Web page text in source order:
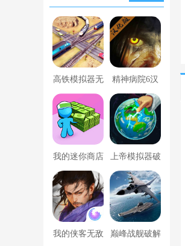
高铁模拟器无
限金币版
精神病院6汉
化版下载
我的迷你商店
破解版无限金
币版下载中文
上帝模拟器破
解版全解锁无
广告
我的侠客无敌 巅峰战舰破解